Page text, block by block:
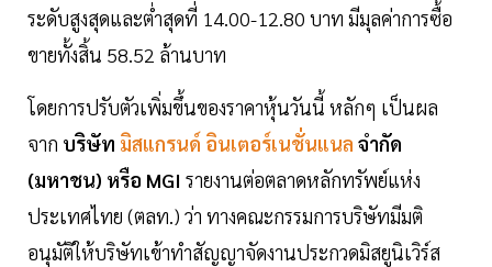
ระดับสูงสุดและต่ำสุดที่ 14.00-12.80 บาท มีมุลค่าการซื้อ
ขายทั้งสิ้น 58.52 ล้านบาท
โดยการปรับตัวเพิ่มขึ้นของราคาหุ้นวันนี้ หลักๆ เป็นผล
จาก บริษัท มิสแกรนด์ อินเตอร์เนชั่นแนล จำกัด
(มหาชน) หรือ MGI รายงานต่อตลาดหลักทรัพย์แห่ง
ประเทศไทย (ตลท.) ว่า ทางคณะกรรมการบริษัทมีมติ
อนุมัติให้บริษัทเข้าทำสัญญาจัดงานประกวดมิสยูนิเวิร์ส